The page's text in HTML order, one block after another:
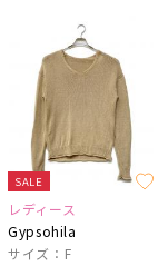
SALE
レディース
Gypsohila
サイズ：F